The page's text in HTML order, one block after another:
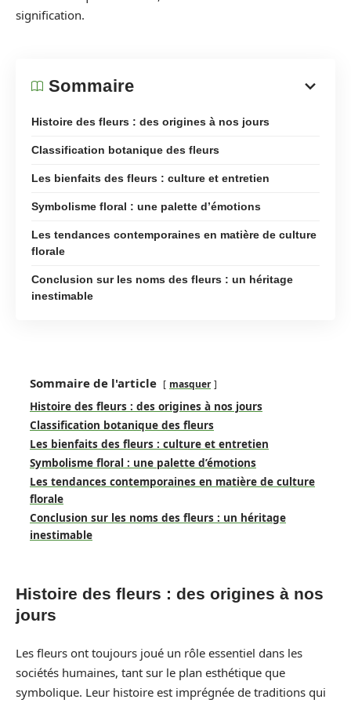
signification.
Sommaire
Histoire des fleurs : des origines à nos jours
Classification botanique des fleurs
Les bienfaits des fleurs : culture et entretien
Symbolisme floral : une palette d’émotions
Les tendances contemporaines en matière de culture
florale
Conclusion sur les noms des fleurs : un héritage
inestimable
Sommaire de l'article masquer
Histoire des fleurs : des origines à nos jours
Classification botanique des fleurs
Les bienfaits des fleurs : culture et entretien
Symbolisme floral : une palette d’émotions
Les tendances contemporaines en matière de culture
florale
Conclusion sur les noms des fleurs : un héritage
inestimable
Histoire des fleurs : des origines à nos
jours
Les fleurs ont toujours joué un rôle essentiel dans les
sociétés humaines, tant sur le plan esthétique que
symbolique. Leur histoire est imprégnée de traditions qui